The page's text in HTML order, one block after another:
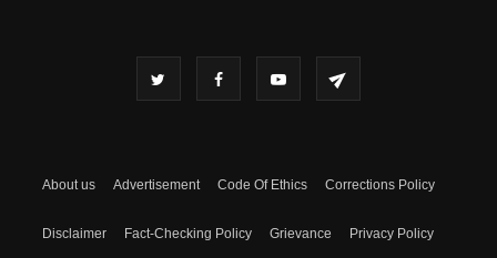
About us Advertisement Code Of Ethics Corrections Policy
Disclaimer Fact-Checking Policy Grievance Privacy Policy